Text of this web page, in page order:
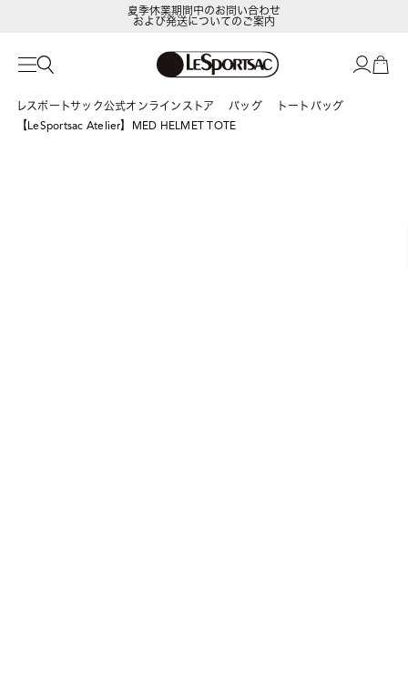
夏季休業期間中のお問い合わせ
および発送についてのご案内
レスポートサック公式オンラインストア バッグ
トートバッグ
【LeSportsac Atelier】MED HELMET TOTE